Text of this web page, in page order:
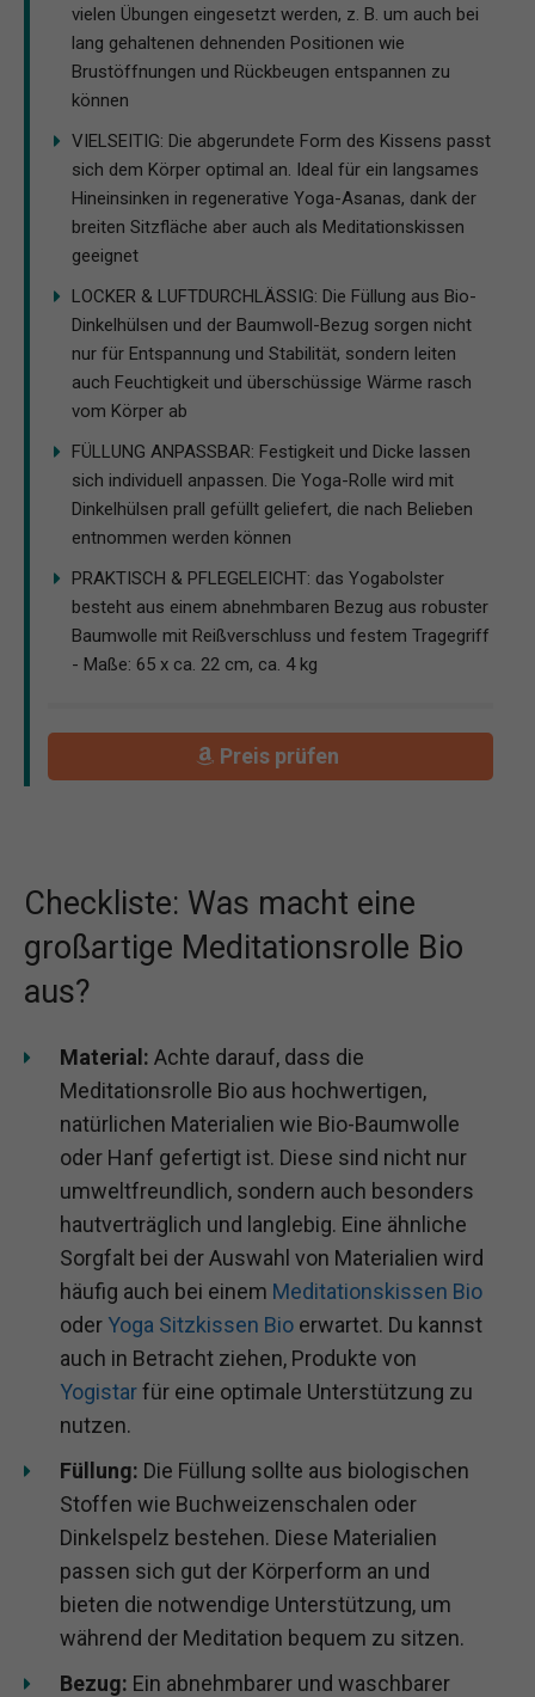
vielen Übungen eingesetzt werden, z. B. um auch bei
lang gehaltenen dehnenden Positionen wie
Brustöffnungen und Rückbeugen entspannen zu
können
VIELSEITIG: Die abgerundete Form des Kissens passt
sich dem Körper optimal an. Ideal für ein langsames
Hineinsinken in regenerative Yoga-Asanas, dank der
breiten Sitzfläche aber auch als Meditationskissen
geeignet
LOCKER & LUFTDURCHLÄSSIG: Die Füllung aus Bio-
Dinkelhülsen und der Baumwoll-Bezug sorgen nicht
nur für Entspannung und Stabilität, sondern leiten
auch Feuchtigkeit und überschüssige Wärme rasch
vom Körper ab
FÜLLUNG ANPASSBAR: Festigkeit und Dicke lassen
sich individuell anpassen. Die Yoga-Rolle wird mit
Dinkelhülsen prall gefüllt geliefert, die nach Belieben
entnommen werden können
PRAKTISCH & PFLEGELEICHT: das Yogabolster
besteht aus einem abnehmbaren Bezug aus robuster
Baumwolle mit Reißverschluss und festem Tragegriff
- Maße: 65 x ca. 22 cm, ca. 4 kg
Preis prüfen
Checkliste: Was macht eine
großartige Meditationsrolle Bio
aus?
Material: Achte darauf, dass die
Meditationsrolle Bio aus hochwertigen,
natürlichen Materialien wie Bio-Baumwolle
oder Hanf gefertigt ist. Diese sind nicht nur
umweltfreundlich, sondern auch besonders
hautverträglich und langlebig. Eine ähnliche
Sorgfalt bei der Auswahl von Materialien wird
häufig auch bei einem Meditationskissen Bio
oder Yoga Sitzkissen Bio erwartet. Du kannst
auch in Betracht ziehen, Produkte von
Yogistarfür eine optimale Unterstützung zu
nutzen.
Füllung: Die Füllung sollte aus biologischen
Stoffen wie Buchweizenschalen oder
Dinkelspelz bestehen. Diese Materialien
passen sich gut der Körperform an und
bieten die notwendige Unterstützung, um
während der Meditation bequem zu sitzen.
Bezug: Ein abnehmbarer und waschbarer